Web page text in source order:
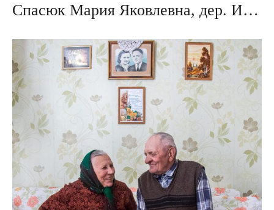
Спасюк Мария Яковлевна, дер. Ивезь, Беларусь